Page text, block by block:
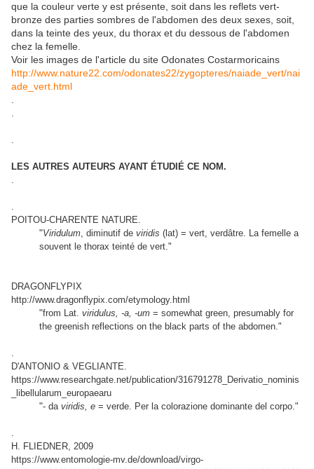
que la couleur verte y est présente, soit dans les reflets vert-
bronze des parties sombres de l'abdomen des deux sexes, soit,
dans la teinte des yeux, du thorax et du dessous de l'abdomen
chez la femelle.
Voir les images de l'article du site Odonates Costarmoricains
http://www.nature22.com/odonates22/zygopteres/naiade_vert/nai
ade_vert.html
.
.
LES AUTRES AUTEURS AYANT ÉTUDIÉ CE NOM.
.
.
POITOU-CHARENTE NATURE.
"Viridulum, diminutif de viridis (lat) = vert, verdâtre. La femelle a
souvent le thorax teinté de vert."
DRAGONFLYPIX
http://www.dragonflypix.com/etymology.html
"from Lat. viridulus, -a, -um = somewhat green, presumably for
the greenish reflections on the black parts of the abdomen."
.
D'ANTONIO & VEGLIANTE.
https://www.researchgate.net/publication/316791278_Derivatio_nominis
_libellularum_europaearu
"- da viridis, e = verde. Per la colorazione dominante del corpo."
.
H. FLIEDNER, 2009
https://www.entomologie-mv.de/download/virgo-